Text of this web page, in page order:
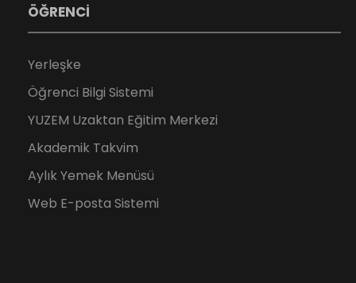
ÖĞRENCİ
Yerleşke
Öğrenci Bilgi Sistemi
YUZEM Uzaktan Eğitim Merkezi
Akademik Takvim
Aylık Yemek Menüsü
Web E-posta Sistemi